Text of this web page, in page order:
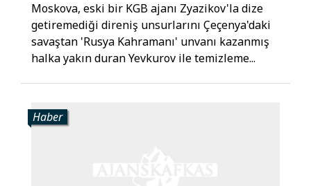
Moskova, eski bir KGB ajanı Zyazikov'la dize
getiremediği direniş unsurlarını Çeçenya'daki
savaştan 'Rusya Kahramanı' unvanı kazanmış
halka yakın duran Yevkurov ile temizleme...
Haber